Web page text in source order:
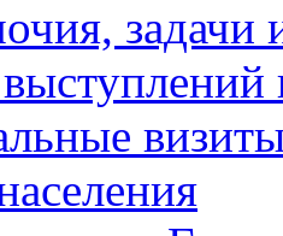
задачи